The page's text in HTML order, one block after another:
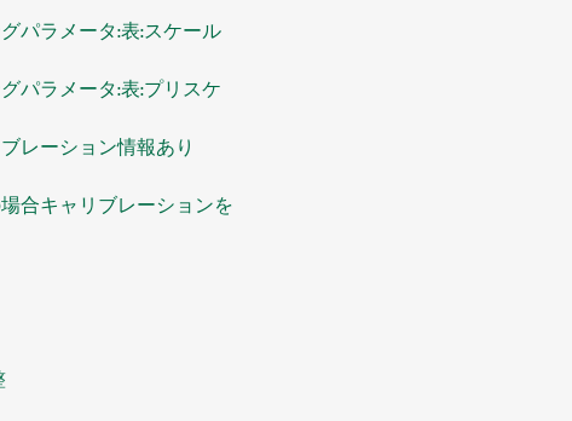
パラメータ:表:スケール
パラメータ:表:プリスケ
レーション情報あり
合キャリブレーションを